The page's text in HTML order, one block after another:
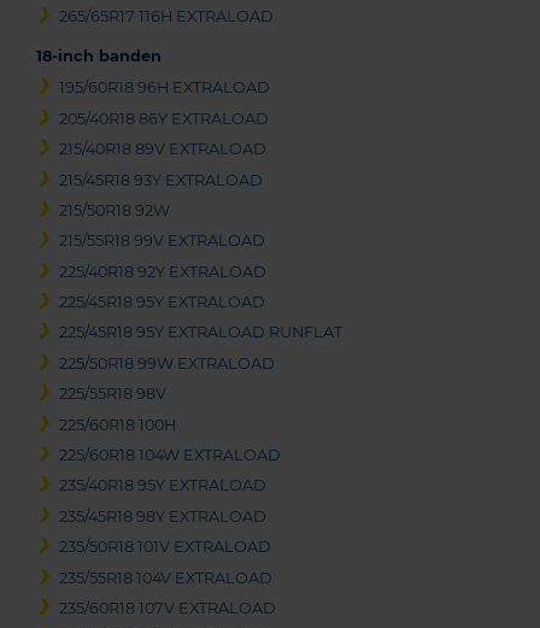
265/65R17 116H EXTRALOAD
18-inch banden
195/60R18 96H EXTRALOAD
205/40R18 86Y EXTRALOAD
215/40R18 89V EXTRALOAD
215/45R18 93Y EXTRALOAD
215/50R18 92W
215/55R18 99V EXTRALOAD
225/40R18 92Y EXTRALOAD
225/45R18 95Y EXTRALOAD
225/45R18 95Y EXTRALOAD RUNFLAT
225/50R18 99W EXTRALOAD
225/55R18 98V
225/60R18 100H
225/60R18 104W EXTRALOAD
235/40R18 95Y EXTRALOAD
235/45R18 98Y EXTRALOAD
235/50R18 101V EXTRALOAD
235/55R18 104V EXTRALOAD
235/60R18 107V EXTRALOAD